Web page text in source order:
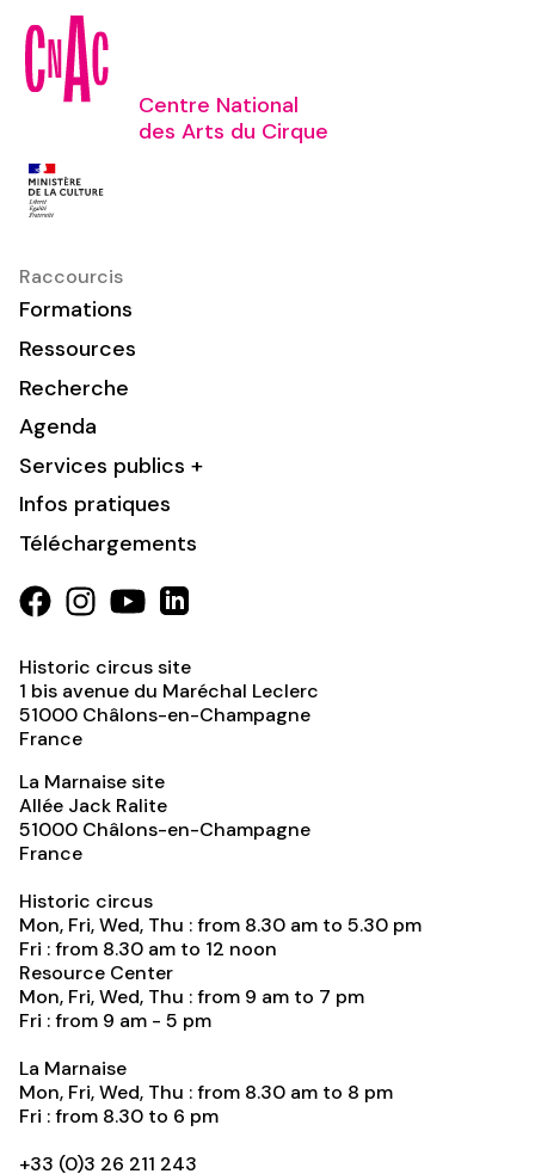
Centre National
des Arts du Cirque
Raccourcis
Formations
Ressources
Recherche
Agenda
Services publics +
Infos pratiques
Téléchargements
Historic circus site
1 bis avenue du Maréchal Leclerc
51000 Châlons-en-Champagne
France
La Marnaise site
Allée Jack Ralite
51000 Châlons-en-Champagne
France
Historic circus
Mon, Fri, Wed, Thu : from 8.30 am to 5.30 pm
Fri : from 8.30 am to 12 noon
Resource Center
Mon, Fri, Wed, Thu : from 9 am to 7 pm
Fri : from 9 am - 5 pm
La Marnaise
Mon, Fri, Wed, Thu : from 8.30 am to 8 pm
Fri : from 8.30 to 6 pm
+33 (0)3 26 211 243